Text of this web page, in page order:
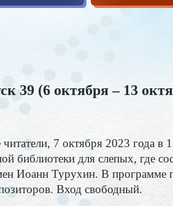
39 (6 октября – 13
7 октября 2023 года в
библиотеки для слепых, где
Иоанн Турухин. В программе
Вход свободный.